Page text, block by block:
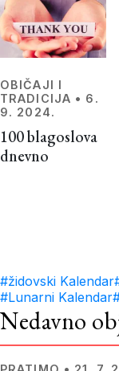
OBIČAJI I
TRADICIJA • 6.
9. 2024.
100 blagoslova
dnevno
#židovski Kalendar
#Lunarni Kalendar
Nedavno